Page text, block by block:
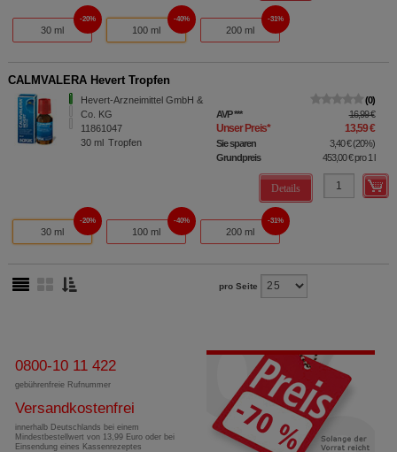
30 ml
20%
100 ml
40%
200 ml
31%
CALMVALERA Hevert Tropfen
Hevert-Arzneimittel GmbH &
Co. KG
11861047
30 ml Tropfen
0
AVP*** 16,99 €
Unser Preis* 13,59 €
Sie sparen 3,40 €(20%)
Grundpreis
453,00 €pro 1 l
Details
30 ml
20%
100 ml
40%
200 ml
31%
pro Seite
0800-10 11 422
gebührenfreie Rufnummer
Versandkostenfrei
innerhalb Deutschlands bei einem
Mindestbestellwert von 13,99 Euro oder bei
Einsendung eines Kassenrezeptes